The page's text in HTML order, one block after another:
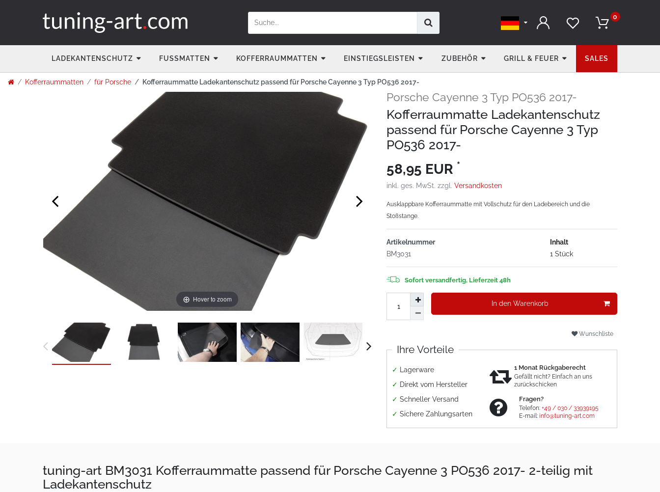
0
LADEKANTENSCHUTZ FUSSMATTEN KOFFERRAUMMATTEN EINSTIEGSLEISTEN ZUBEHÖR GRILL & FEUER SALES
Kofferraummatten für Porsche Kofferraummatte Ladekantenschutz passend für Porsche Cayenne 3 Typ PO536 2017-
Hover to zoom
Porsche Cayenne 3 Typ PO536 2017-
Kofferraummatte Ladekantenschutz
passend für Porsche Cayenne 3 Typ
PO536 2017-
58,95 EUR *
inkl. ges. MwSt. zzgl. Versandkosten
Ausklappbare Kofferraummatte mit Vollschutz für den Ladebereich und die
Stoßstange.
Artikelnummer
BM3031
Inhalt
1 Stück
Sofort versandfertig, Lieferzeit 48h
In den Warenkorb
Wunschliste
Ihre Vorteile
✓
Lagerware
✓ Direkt vom Hersteller
✓ Schneller Versand
✓ Sichere Zahlungsarten
1 Monat Rückgaberecht
Gefällt nicht? Einfach an uns
zurückschicken
Fragen?
Telefon:+49 / 030 / 33939195
E-mail:info@tuning-art.com
tuning-art BM3031 Kofferraummatte passend für Porsche Cayenne 3 PO536 2017- 2-teilig mit
Ladekantenschutz